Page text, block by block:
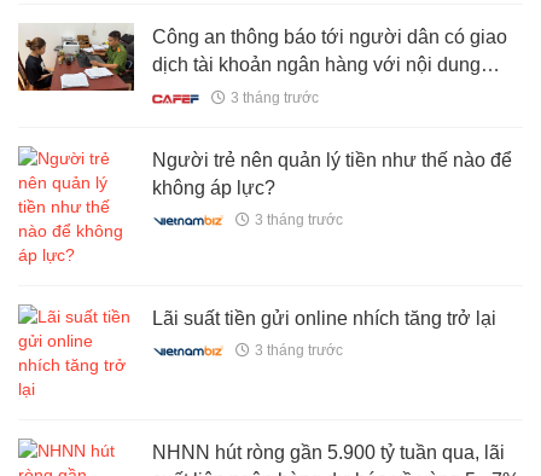
Công an thông báo tới người dân có giao
dịch tài khoản ngân hàng với nội dung
chuyển khoản sau
3 tháng trước
Người trẻ nên quản lý tiền như thế nào để
không áp lực?
3 tháng trước
Lãi suất tiền gửi online nhích tăng trở lại
3 tháng trước
NHNN hút ròng gần 5.900 tỷ tuần qua, lãi